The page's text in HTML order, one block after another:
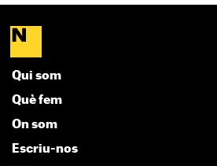
Qui som
Què fem
On som
Escriu-nos